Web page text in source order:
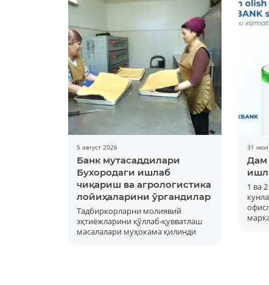
5 август 2026
Банк мутасаддилари
Бухородаги ишлаб
чиқариш ва агрологистика
лойиҳаларини ўргандилар
Тадбиркорларни молиявий
эҳтиёжларини қўллаб-қувватлаш
масалалари муҳокама қилинди
31
Дам
1 ва